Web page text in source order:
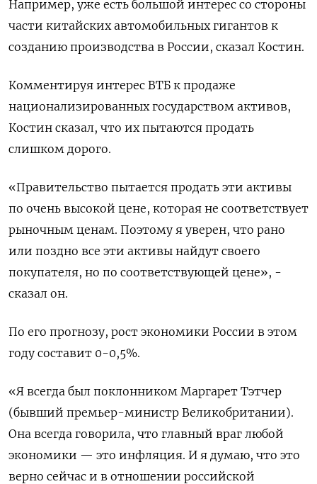
Например, уже есть большой ​интерес со стороны
части китайских автомобильных гигантов к
созданию производства в России, ‌сказал Костин.
Комментируя интерес ВТБ к продаже
национализированных государством активов,
Костин сказал, что их пытаются продать
слишком дорого.
«Правительство пытается продать эти ​активы
по очень ​высокой цене, которая ‌не соответствует
рыночным ценам. Поэтому я уверен, что рано
или поздно все ​эти активы найдут своего
покупателя, но по соответствующей цене», -
сказал он.
По его прогнозу, рост экономики России в этом
году составит 0-0,5%.
«Я всегда был поклонником Маргарет Тэтчер
(бывший премьер-министр Великобритании).
Она всегда говорила, что главный враг любой
экономики — это инфляция. И я думаю, что это
верно сейчас и в отношении ​российской